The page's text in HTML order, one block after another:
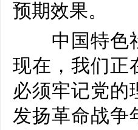
预期效果。
中国特色社
现在，我们正
必须牢记党的
发扬革命战争